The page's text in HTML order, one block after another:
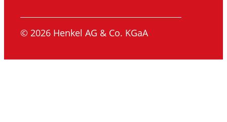
© 2026 Henkel AG & Co. KGaA